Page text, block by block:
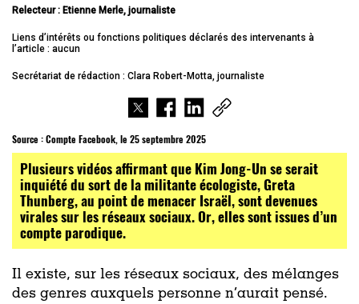
Relecteur : Etienne Merle, journaliste
Liens d’intérêts ou fonctions politiques déclarés des intervenants à
l’article : aucun
Secrétariat de rédaction : Clara Robert-Motta, journaliste
Source :Compte Facebook, le 25 septembre 2025
Plusieurs vidéos affirmant que Kim Jong-Un se serait
inquiété du sort de la militante écologiste, Greta
Thunberg, au point de menacer Israël, sont devenues
virales sur les réseaux sociaux. Or, elles sont issues d’un
compte parodique.
Il existe, sur les réseaux sociaux, des mélanges
des genres auxquels personne n’aurait pensé.